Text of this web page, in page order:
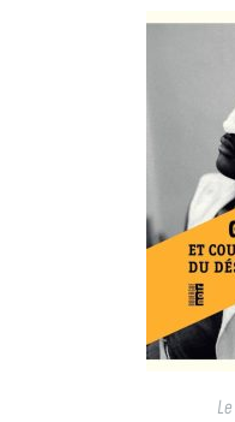
Le